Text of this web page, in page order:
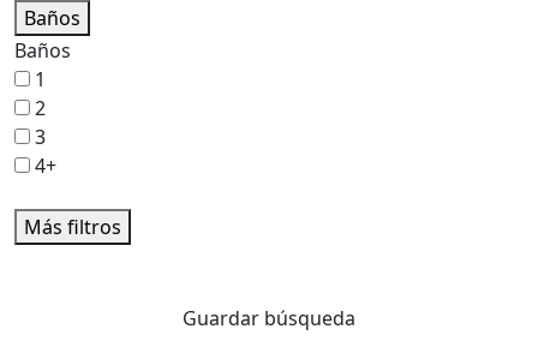
Baños
Baños
1
2
3
4+
Más filtros
Guardar búsqueda